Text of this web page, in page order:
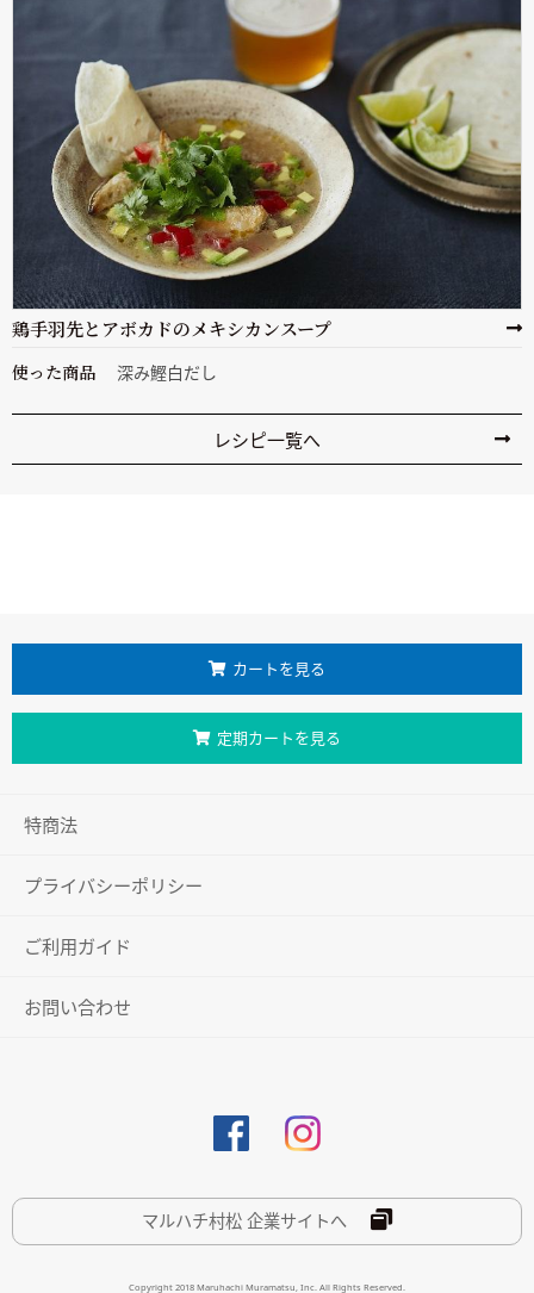
鶏手羽先とアボカドのメキシカンスープ
使った商品 深み鰹白だし
レシピ一覧へ
カートを見る
定期カートを見る
特商法
プライバシーポリシー
ご利用ガイド
お問い合わせ
マルハチ村松 企業サイトへ
Copyright 2018 Maruhachi Muramatsu, Inc. All Rights Reserved.